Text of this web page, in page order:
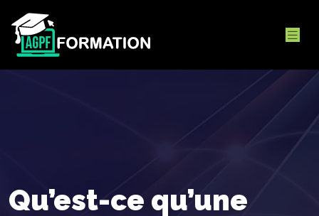
Qu’est-ce qu’une